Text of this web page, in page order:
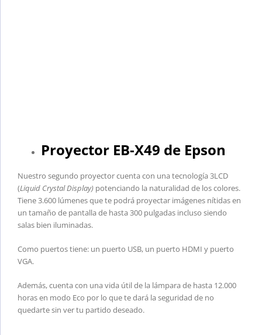
Proyector EB-X49 de Epson
Nuestro segundo proyector cuenta con una tecnología 3LCD
(Liquid Crystal Display) potenciando la naturalidad de los colores.
Tiene 3.600 lúmenes que te podrá proyectar imágenes nítidas en
un tamaño de pantalla de hasta 300 pulgadas incluso siendo
salas bien iluminadas.
Como puertos tiene: un puerto USB, un puerto HDMI y puerto
VGA.
Además, cuenta con una vida útil de la lámpara de hasta 12.000
horas en modo Eco por lo que te dará la seguridad de no
quedarte sin ver tu partido deseado.